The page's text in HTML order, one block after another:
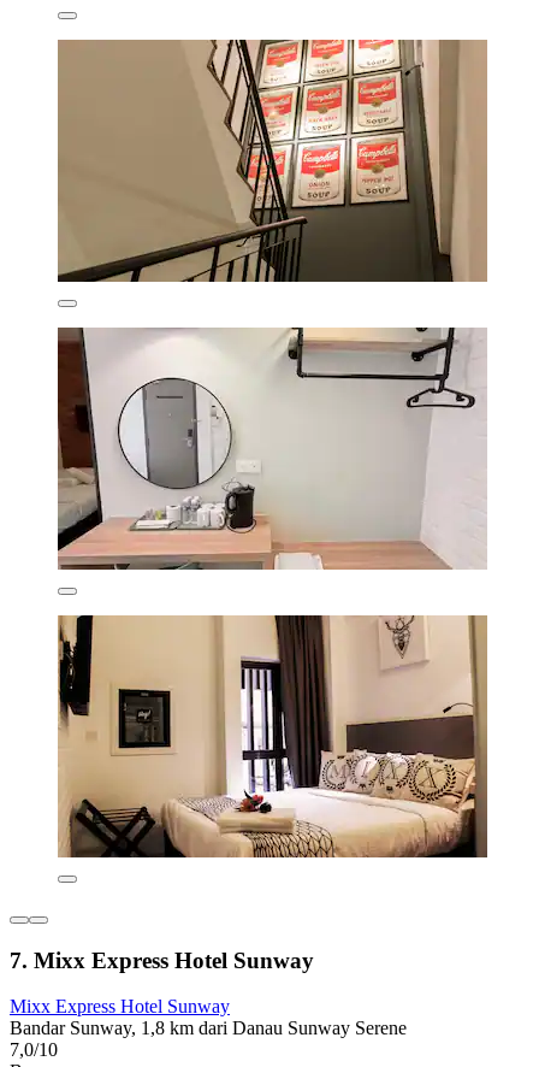
7. Mixx Express Hotel Sunway
Mixx Express Hotel Sunway
Bandar Sunway, 1,8 km dari Danau Sunway Serene
7,0/10